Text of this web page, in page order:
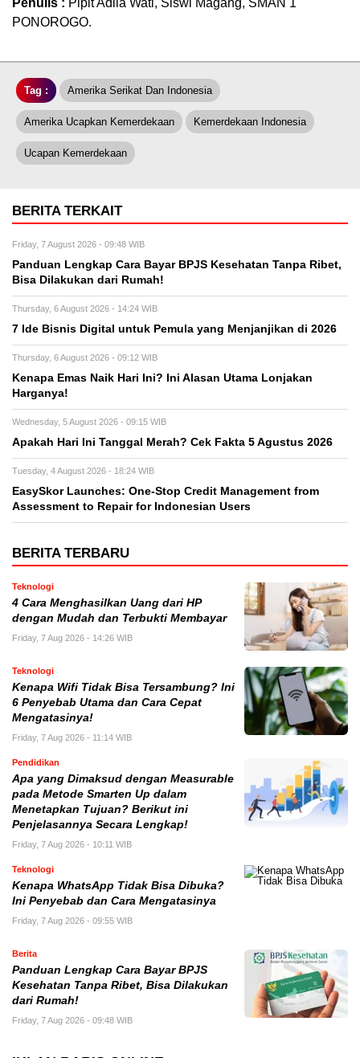
Penulis : Pipit Adila Wati, Siswi Magang, SMAN 1
PONOROGO.
Tag : Amerika Serikat Dan Indonesia
Amerika Ucapkan Kemerdekaan Kemerdekaan Indonesia
Ucapan Kemerdekaan
BERITA TERKAIT
Friday, 7 August 2026 - 09:48 WIB
Panduan Lengkap Cara Bayar BPJS Kesehatan Tanpa Ribet,
Bisa Dilakukan dari Rumah!
Thursday, 6 August 2026 - 14:24 WIB
7 Ide Bisnis Digital untuk Pemula yang Menjanjikan di 2026
Thursday, 6 August 2026 - 09:12 WIB
Kenapa Emas Naik Hari Ini? Ini Alasan Utama Lonjakan
Harganya!
Wednesday, 5 August 2026 - 09:15 WIB
Apakah Hari Ini Tanggal Merah? Cek Fakta 5 Agustus 2026
Tuesday, 4 August 2026 - 18:24 WIB
EasySkor Launches: One-Stop Credit Management from
Assessment to Repair for Indonesian Users
BERITA TERBARU
Teknologi
4 Cara Menghasilkan Uang dari HP
dengan Mudah dan Terbukti Membayar
Friday, 7 Aug 2026 - 14:26 WIB
Teknologi
Kenapa Wifi Tidak Bisa Tersambung? Ini
6 Penyebab Utama dan Cara Cepat
Mengatasinya!
Friday, 7 Aug 2026 - 11:14 WIB
Pendidikan
Apa yang Dimaksud dengan Measurable
pada Metode Smarten Up dalam
Menetapkan Tujuan? Berikut ini
Penjelasannya Secara Lengkap!
Friday, 7 Aug 2026 - 10:11 WIB
Teknologi
Kenapa WhatsApp Tidak Bisa Dibuka?
Ini Penyebab dan Cara Mengatasinya
Friday, 7 Aug 2026 - 09:55 WIB
Berita
Panduan Lengkap Cara Bayar BPJS
Kesehatan Tanpa Ribet, Bisa Dilakukan
dari Rumah!
Friday, 7 Aug 2026 - 09:48 WIB